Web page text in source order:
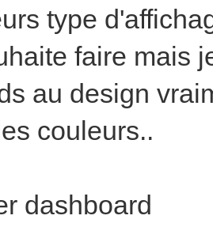
type
faire mais
au design
couleurs..
dashboard